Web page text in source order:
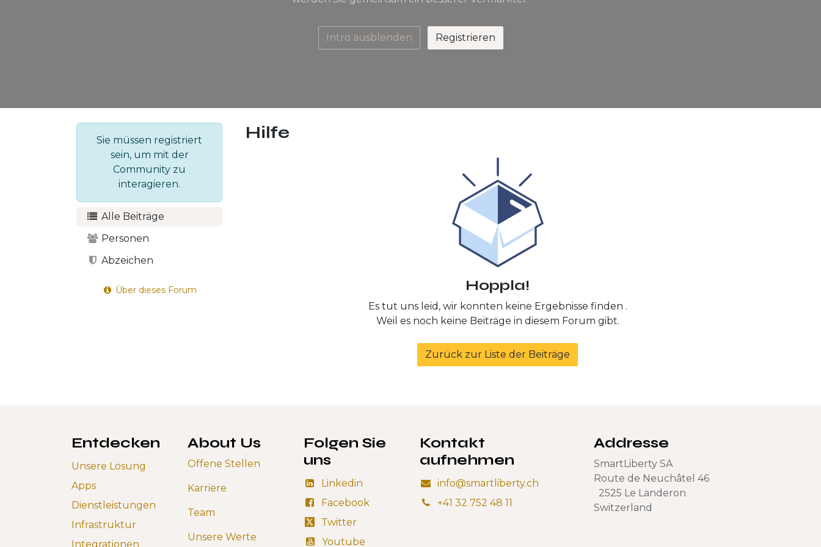
Intro ausblenden Registrieren
Sie müssen registriert
sein, um mit der
Community zu
interagieren.
Alle Beiträge
Personen
Abzeichen
Über dieses Forum
Hilfe
Hoppla!
Es tut uns leid, wir konnten keine Ergebnisse finden .
Weil es noch keine Beiträge in diesem Forum gibt.
Zurück zur Liste der Beiträge
Entdecken
Unsere Lösung
Apps
Dienstleistungen
Infrastruktur
Integrationen
About Us
Offene Stellen
Karriere
Team
Unsere Werte
Folgen Sie
uns
Linkedin
Facebook
Twitter
Youtube
Kontakt
aufnehmen
info@smartliberty.ch
+41 32 752 48 11
Addresse
SmartLiberty SA
Route de Neuchâtel 46
2525 Le Landeron
Switzerland